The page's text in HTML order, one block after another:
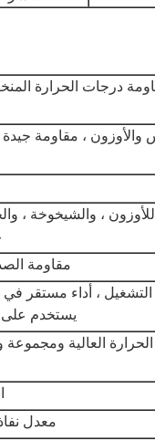
درجات الحرارة
، مقاومة
، والشيخوخة ،
مقاومة
، أداء مستقر في
يستخدم
العالية ومجموعة
معدل